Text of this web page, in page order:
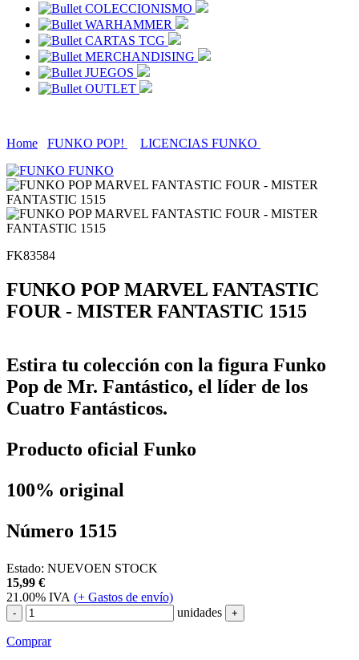
COLECCIONISMO
WARHAMMER
CARTAS TCG
MERCHANDISING
JUEGOS
OUTLET
Home FUNKO POP!
LICENCIAS FUNKO
FUNKO
FK83584
FUNKO POP MARVEL FANTASTIC
FOUR - MISTER FANTASTIC 1515
Estira tu colección con la figura Funko
Pop de Mr. Fantástico, el líder de los
Cuatro Fantásticos.
Producto oficial Funko
100% original
Número 1515
Estado: NUEVOEN STOCK
15,99 €
21.00% IVA (+ Gastos de envío)
- unidades +
Comprar